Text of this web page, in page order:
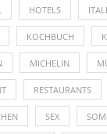
HOTELS
KOCHBUCH
MICHELIN
RESTAURANTS
SEX